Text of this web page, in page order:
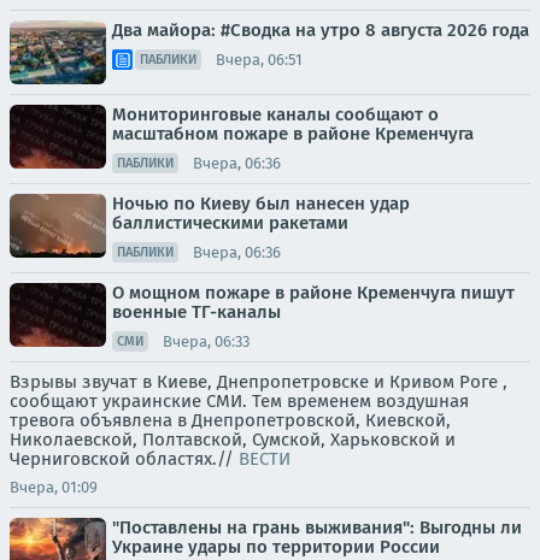
Два майора: #Сводка на утро 8 августа 2026 года
ПАБЛИКИ Вчера, 06:51
Мониторинговые каналы сообщают о
масштабном пожаре в районе Кременчуга
ПАБЛИКИ Вчера, 06:36
Ночью по Киеву был нанесен удар
баллистическими ракетами
ПАБЛИКИ Вчера, 06:36
О мощном пожаре в районе Кременчуга пишут
военные ТГ-каналы
СМИ Вчера, 06:33
Взрывы звучат в Киеве, Днепропетровске и Кривом Роге ,
сообщают украинские СМИ. Тем временем воздушная
тревога объявлена в Днепропетровской, Киевской,
Николаевской, Полтавской, Сумской, Харьковской и
Черниговской областях.// ВЕСТИ
Вчера, 01:09
"Поставлены на грань выживания": Выгодны ли
Украине удары по территории России